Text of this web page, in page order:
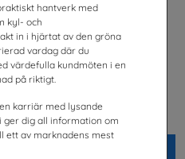
hantverk med
kyl- och
in i hjärtat av den gröna
vardag där du
värdefulla kundmöten i en
på riktigt.
karriär med lysande
dig all information om
ett av marknadens mest
2026
Göteborgs universitet